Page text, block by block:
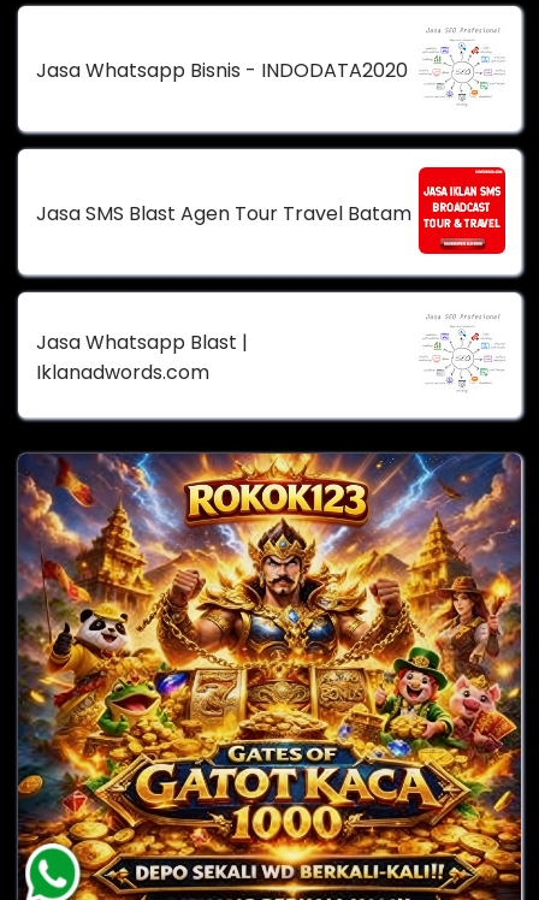
Jasa Whatsapp Bisnis - INDODATA2020
Jasa SMS Blast Agen Tour Travel Batam
Jasa Whatsapp Blast |
Iklanadwords.com